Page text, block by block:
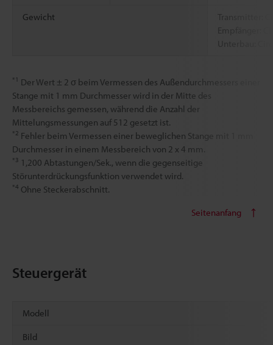
Gewicht
Transmitter:
Empfänger:
Unterbau:
*1 Der Wert ± 2 σ beim Vermessen des Außendurchmessers einer
Stange mit 1 mm Durchmesser wird in der Mitte des
Messbereichs gemessen, während die Anzahl der
Mittelungsmessungen auf 512 gesetzt ist.
*2 Fehler beim Vermessen einer beweglichen Stange mit 1 mm
Durchmesser in einem Messbereich von 2 x 4 mm.
*3 1,200 Abtastungen/Sek., wenn die gegenseitige
Störunterdrückungsfunktion verwendet wird.
*4 Ohne Steckerabschnitt.
Seitenanfang
Steuergerät
Modell
Bild